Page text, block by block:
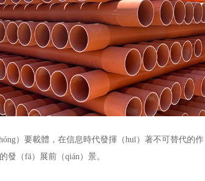
）要載體，在信息時代發揮（huī）著不可替代的
發（fā）展前（qián）景。